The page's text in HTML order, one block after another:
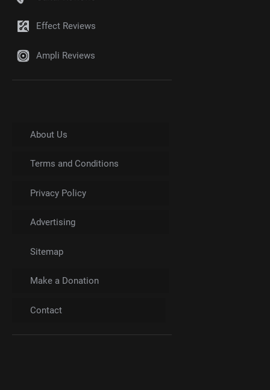
Effect Reviews
Ampli Reviews
About Us
Terms and Conditions
Privacy Policy
Advertising
Sitemap
Make a Donation
Contact